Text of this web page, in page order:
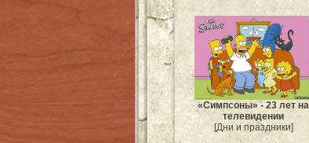
«Симпсоны» - 23 лет на
телевидении
[Дни и праздники]